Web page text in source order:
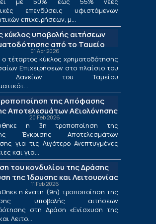
επενδύσεις υφιστάμενων
επιχειρήσεων, μ...
κύκλος υποβολής αιτήσεων
από το Ταμείο
Δανείων του ΤΕΠΙΧ ΙΙΙ
01 Apr 2026
ο τέταρτος κύκλος χρηματοδότησης
Επιχειρήσεων στο πλαίσιο του
Δανείων του Ταμείου
της Απόφασης
Αποτελεσμάτων Αξιολόγησης
τις Λιγότερο Ανεπτυγμένες
και για τις Περιφέρειες
στο πλαίσιο της Δράσης
της Ίδρυσης και Λειτουργίας
Μικρομεσαίων Τουριστικών
Επιχειρήσεων»
20 Feb 2026
η 3η τροποποίηση της
Έγκρισης Αποτελεσμάτων
για τις Λιγότερο Ανεπτυγμένες
και για...
του κονδυλίου της Δράσης
της Ίδρυσης και Λειτουργίας
Μικρομεσαίων Τουριστικών
Επιχειρήσεων»
11 Feb 2026
η ένατη (9η) τροποποίηση της
υποβολής αιτήσεων
στη Δράση «Ενίσχυση της
Λειτο...